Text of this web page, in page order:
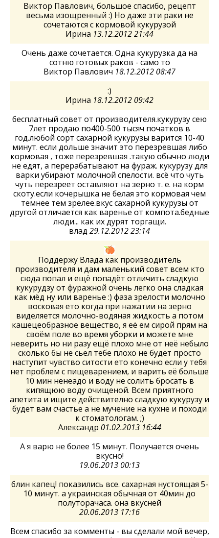
Виктор Павлович, большое спасибо, рецепт
весьма изощренный :) Но даже эти раки не
сочетаются с кормовой кукурузой
Ирина 13.12.2012 21:44
Очень даже сочетается. Одна кукурузка да на
сотню готовых раков - само то
Виктор Павлович 18.12.2012 08:47
:)
Ирина 18.12.2012 09:42
бесплатный совет от производителя.кукурузу сею
7лет продаю по400-500 тысяч початков в
год.любой сорт сахарной кукурузы варится 10-40
минут. если дольше значит это перезревшая либо
кормовая , тоже перезревшая .такую обычно люди
не едят, а перерабатывают на фураж. кукурузу для
варки убирают молочной спелости. всё что чуть
чуть перезреет оставляют на зерно т. е. на корм
скоту.если кочерышка не белая это кормовая чем
темнее тем зрелее.вкус сахарной кукурузы от
другой отличается как варенье от компота.бедные
люди... как их дурят торгащи.
влад 29.12.2012 23:14
Поддержу Влада как производитель
производителя и дам маленький совет всем кто
сюда попал и ещё попадёт отличить сладкую
кукурудзу от фуражной очень легко она сладкая
как мёд ну или варенье :) фаза зрелости молочно
восковая ето когда при нажатии на зерно
виделяется молочно-водяная жидкость а потом
кашецеобразное вещество, я её ем сирой прям на
своём поле во время уборки и можете мне
неверить но ни разу ещё плохо мне от неё небыло
сколько бы не сьел тебе плохо не будет просто
наступит чувство ситости ето конечно если у тебя
нет проблем с пищеварением, и варить её больше
10 мин ненеадо и воду не солить бросать в
кипящюю воду очищеной. Всем приятного
апетита и ищите действително сладкую кукурузу и
будет вам счастье а не мучение на кухне и походи
к стоматологам. ;)
Александр 01.02.2013 16:44
А я варю не более 15 минут. Получается очень
вкусно!
19.06.2013 00:13
блин капец! показились все. сахарная нустоящая 5-
10 минут. а украинская обычная от 40мин до
полуторачаса. она вкусней
20.06.2013 17:16
Всем спасибо за комменты - вы сделали мой вечер,